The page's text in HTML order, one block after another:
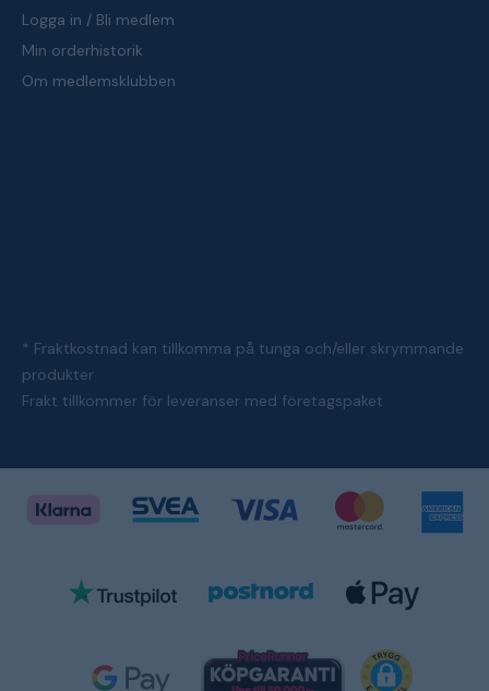
Logga in / Bli medlem
Min orderhistorik
Om medlemsklubben
* Fraktkostnad kan tillkomma på tunga och/eller skrymmande
produkter
Frakt tillkommer för leveranser med företagspaket